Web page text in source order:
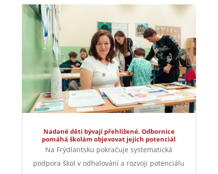
Nadané děti bývají přehlížené. Odbornice
pomáhá školám objevovat jejich potenciál
Na Frýdlantsku pokračuje systematická
podpora škol v odhalování a rozvoji potenciálu